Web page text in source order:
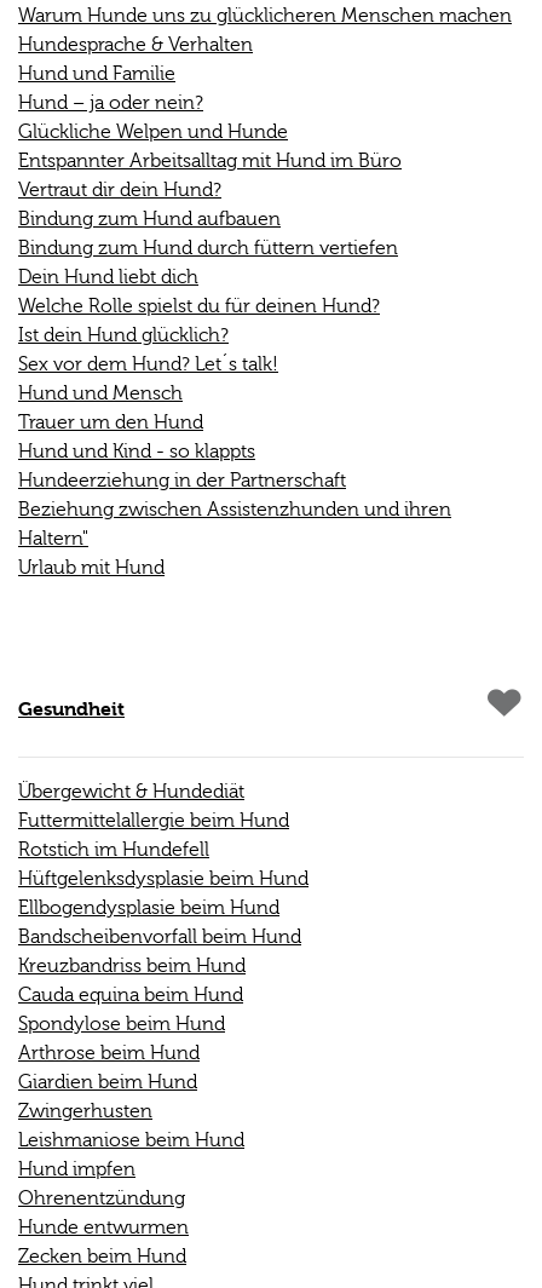
Warum Hunde uns zu glücklicheren Menschen machen
Hundesprache & Verhalten
Hund und Familie
Hund – ja oder nein?
Glückliche Welpen und Hunde
Entspannter Arbeitsalltag mit Hund im Büro
Vertraut dir dein Hund?
Bindung zum Hund aufbauen
Bindung zum Hund durch füttern vertiefen
Dein Hund liebt dich
Welche Rolle spielst du für deinen Hund?
Ist dein Hund glücklich?
Sex vor dem Hund? Let´s talk!
Hund und Mensch
Trauer um den Hund
Hund und Kind - so klappts
Hundeerziehung in der Partnerschaft
Beziehung zwischen Assistenzhunden und ihren
Haltern"
Urlaub mit Hund
Gesundheit
Übergewicht & Hundediät
Futtermittelallergie beim Hund
Rotstich im Hundefell
Hüftgelenksdysplasie beim Hund
Ellbogendysplasie beim Hund
Bandscheibenvorfall beim Hund
Kreuzbandriss beim Hund
Cauda equina beim Hund
Spondylose beim Hund
Arthrose beim Hund
Giardien beim Hund
Zwingerhusten
Leishmaniose beim Hund
Hund impfen
Ohrenentzündung
Hunde entwurmen
Zecken beim Hund